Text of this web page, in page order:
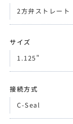
2方弁ストレート
サイズ
1.125"
接続方式
C-Seal